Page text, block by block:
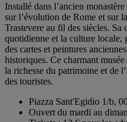
Installé dans l’ancien
sur l’évolution de Rome et sur
Trastevere au fil des siècles.
quotidienne et la culture locale,
des cartes et peintures
historiques. Ce charmant
la richesse du patrimoine et de
des touristes.
Piazza Sant'Egidio 1/b,
Ouvert du mardi au